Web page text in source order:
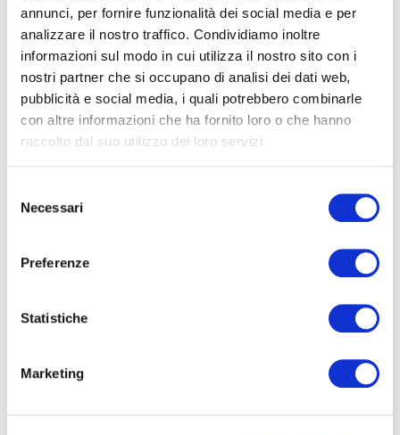
annunci, per fornire funzionalità dei social media e per
analizzare il nostro traffico. Condividiamo inoltre
informazioni sul modo in cui utilizza il nostro sito con i
nostri partner che si occupano di analisi dei dati web,
pubblicità e social media, i quali potrebbero combinarle
con altre informazioni che ha fornito loro o che hanno
raccolto dal suo utilizzo dei loro servizi.
delNecessari
Preferenze
Statistiche
Marketing
Eventi e Fiere
La rubrica di Pepitosa